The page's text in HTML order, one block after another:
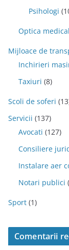
Psihologi
Optica
Mijloace de
Inchirieri
Taxiuri (8)
Scoli de soferi
Servicii (137)
Avocati (127)
Consiliere
Instalare aer
Notari publici
Sport (1)
Comentarii